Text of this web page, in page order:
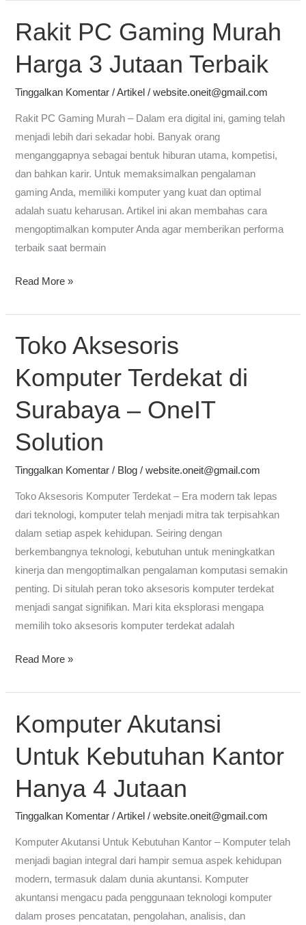
Rakit PC Gaming Murah
Harga 3 Jutaan Terbaik
Tinggalkan Komentar /Artikel /website.oneit@gmail.com
Rakit PC Gaming Murah – Dalam era digital ini, gaming telah
menjadi lebih dari sekadar hobi. Banyak orang
menganggapnya sebagai bentuk hiburan utama, kompetisi,
dan bahkan karir. Untuk memaksimalkan pengalaman
gaming Anda, memiliki komputer yang kuat dan optimal
adalah suatu keharusan. Artikel ini akan membahas cara
mengoptimalkan komputer Anda agar memberikan performa
terbaik saat bermain
Rakit
PC
Gaming
Harga
3
Jutaan
Terbaik
Read More »
Toko Aksesoris
Komputer Terdekat di
Surabaya – OneIT
Solution
Tinggalkan Komentar / Blog /website.oneit@gmail.com
Toko Aksesoris Komputer Terdekat – Era modern tak lepas
dari teknologi, komputer telah menjadi mitra tak terpisahkan
dalam setiap aspek kehidupan. Seiring dengan
berkembangnya teknologi, kebutuhan untuk meningkatkan
kinerja dan mengoptimalkan pengalaman komputasi semakin
penting. Di situlah peran toko aksesoris komputer terdekat
menjadi sangat signifikan. Mari kita eksplorasi mengapa
memilih toko aksesoris komputer terdekat adalah
Toko
Aksesoris
Komputer
di
Surabaya
–
OneIT
Read More »
Komputer Akutansi
Untuk Kebutuhan Kantor
Hanya 4 Jutaan
Tinggalkan Komentar /Artikel /website.oneit@gmail.com
Komputer Akutansi Untuk Kebutuhan Kantor – Komputer telah
menjadi bagian integral dari hampir semua aspek kehidupan
modern, termasuk dalam dunia akuntansi. Komputer
akuntansi mengacu pada penggunaan teknologi komputer
dalam proses pencatatan, pengolahan, analisis, dan
Komputer
Akutansi
Untuk
Kantor
Jutaan